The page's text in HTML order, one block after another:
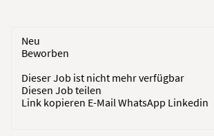
Neu
Beworben
Dieser Job ist nicht mehr verfügbar
Diesen Job teilen
Link kopieren E-MailWhatsApp Linkedin